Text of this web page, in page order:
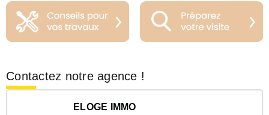
Contactez notre agence !
ELOGE IMMO